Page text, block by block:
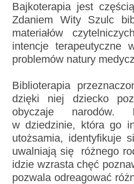
Bajkoterapia jest
Zdaniem Wity Szulc
materiałów
intencje terapeutyczne
problemów natury
Biblioterapia
dzięki niej dziecko
obyczaje narodów.
w dziedzinie, która go
utożsamia, identyfikuje
uwalniają się różnego
idzie wzrasta chęć
pozwala odreagować